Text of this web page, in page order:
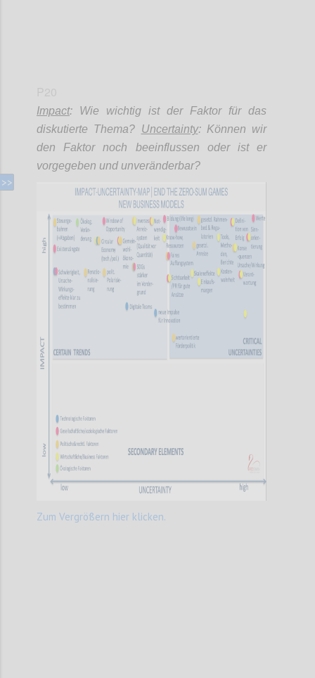
Impact: Wie wichtig ist der Faktor für das
diskutierte Thema? Uncertainty: Können wir
den Faktor noch beeinflussen oder ist er
vorgegeben und unveränderbar?
Zum Vergrößern hier klicken.